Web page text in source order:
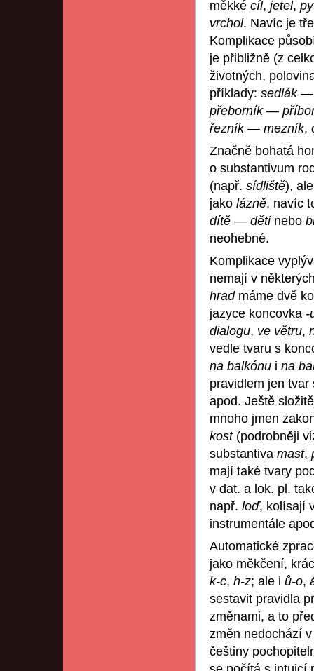
měkké cíl, jetel,
vrchol. Navíc je
Komplikace
je přibližně (z
životných,
příklady: sedlák
přeborník —
řezník — mezník,
Značně bohatá
o substantivum
(např. sídliště),
jako lázně, navíc
dítě — děti nebo
neohebné.
Komplikace
nemají v
hrad máme dvě
jazyce koncovka -
dialogu, ve větru,
vedle tvaru s
na balkónu i na
pravidlem jen
apod. Ještě
mnoho jmen
kost (podrobněji
substantiva mast,
mají také tvary
v dat. a lok. pl.
např. loď, kolísají
instrumentále
Automatické
jako měkčení,
k-c, h-z; ale i ů-o,
sestavit pravidla
změnami, a to
změn nedochází
češtiny